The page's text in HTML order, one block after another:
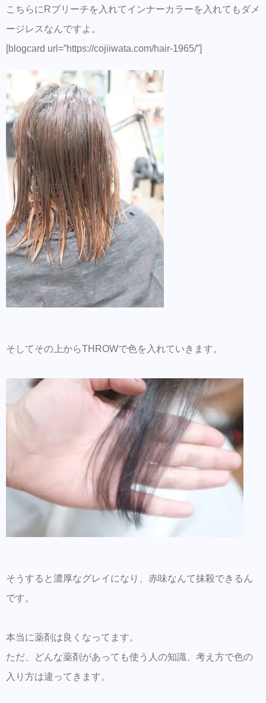
こちらにRブリーチを入れてインナーカラーを入れてもダメ
ージレスなんですよ。
[blogcard url=”https://cojiiwata.com/hair-1965/”]
そしてその上からTHROWで色を入れていきます。
そうすると濃厚なグレイになり、赤味なんて抹殺できるん
です。
本当に薬剤は良くなってます。
ただ、どんな薬剤があっても使う人の知識、考え方で色の
入り方は違ってきます。